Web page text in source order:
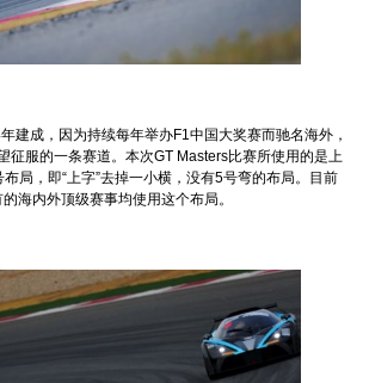
建成，因为持续每年举办F1中国大奖赛而驰名海外，
征服的一条赛道。本次GT Masters比赛所使用的是上
局，即“上字”去掉一小横，没有5号弯的布局。目前
海内外顶级赛事均使用这个布局。